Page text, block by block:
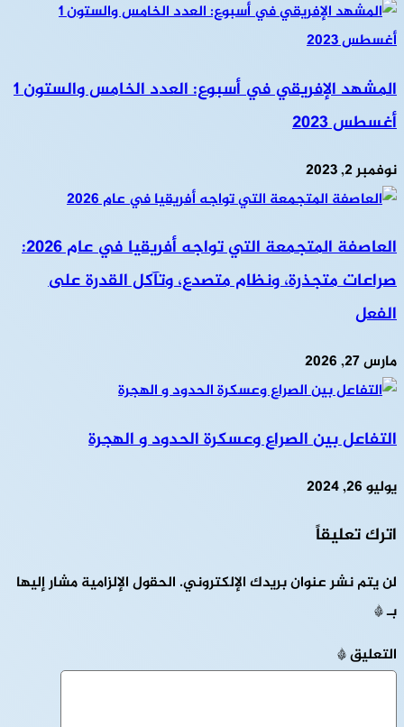
المشهد الإفريقي في أسبوع: العدد الخامس والستون 1
أغسطس 2023
نوفمبر 2, 2023
العاصفة المتجمعة التي تواجه أفريقيا في عام 2026:
صراعات متجذرة، ونظام متصدع، وتآكل القدرة على
الفعل
مارس 27, 2026
التفاعل بين الصراع وعسكرة الحدود و الهجرة
يوليو 26, 2024
اترك تعليقاً
لن يتم نشر عنوان بريدك الإلكتروني. الحقول الإلزامية مشار إليها
بـ*
التعليق*